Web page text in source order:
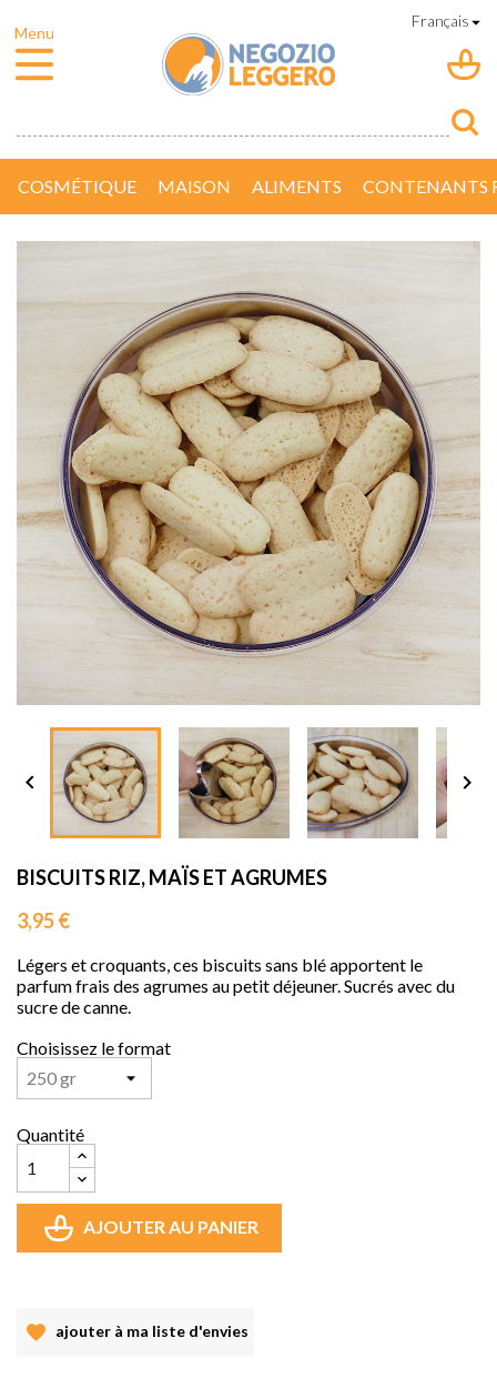

COSMÉTIQUE MAISON ALIMENTS CONTENANTS
 
BISCUITS RIZ, MAÏS ET AGRUMES
3,95 €
Légers et croquants, ces biscuits sans blé apportent le
parfum frais des agrumes au petit déjeuner. Sucrés avec du
sucre de canne.
Choisissez le format
Quantité
AJOUTER AU PANIER
ajouter à ma liste d'envies